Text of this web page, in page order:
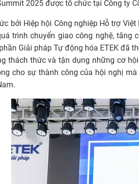
2025 được tổ chức tại Công ty
bởi Hiệp hội Công nghiệp Hỗ trợ
trình chuyển giao công nghệ,
Giải pháp Tự động hóa ETEK đã
thách thức và tận dụng những cơ
cho sự thành công của hội nghị